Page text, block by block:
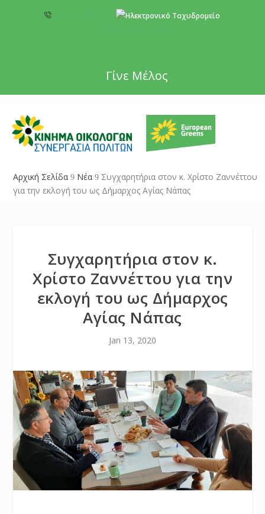
Γίνε Μέλος
Αρχική Σελίδα 9 Νέα 9 Συγχαρητήρια στον κ. Χρίστο Ζαννέττου
για την εκλογή του ως Δήμαρχος Αγίας Νάπας
Συγχαρητήρια στον κ.
Χρίστο Ζαννέττου για την
εκλογή του ως Δήμαρχος
Αγίας Νάπας
Jan 13, 2020